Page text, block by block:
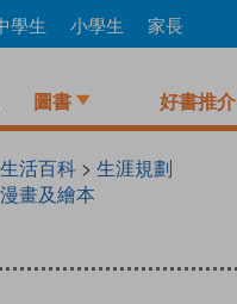
學生 小學生 家長
圖書 好書推介
生活百科> 生涯規劃
漫畫及繪本